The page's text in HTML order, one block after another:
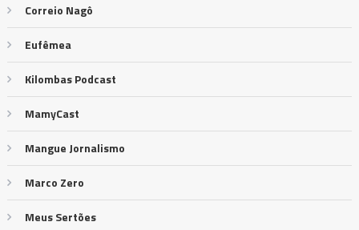
Correio Nagô
Eufêmea
Kilombas Podcast
MamyCast
Mangue Jornalismo
Marco Zero
Meus Sertões